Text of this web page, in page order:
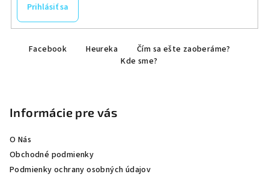
Prihlásiť sa
Facebook Heureka
Čím sa ešte zaoberáme?
Kde sme?
Informácie pre vás
O Nás
Obchodné podmienky
Podmienky ochrany osobných údajov